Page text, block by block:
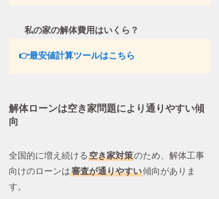
私の家の解体費用はいくら？
👉最安値計算ツールはこちら
解体ローンは空き家問題により通りやすい傾
向
全国的に増え続ける 空き家対策のため、解体工事
向けのローンは審査が通りやすい傾向がありま
す。